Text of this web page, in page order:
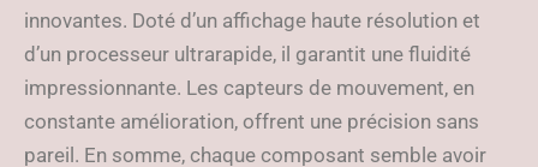
innovantes. Doté d’un affichage haute résolution et
d’un processeur ultrarapide, il garantit une fluidité
impressionnante. Les capteurs de mouvement, en
constante amélioration, offrent une précision sans
pareil. En somme, chaque composant semble avoir